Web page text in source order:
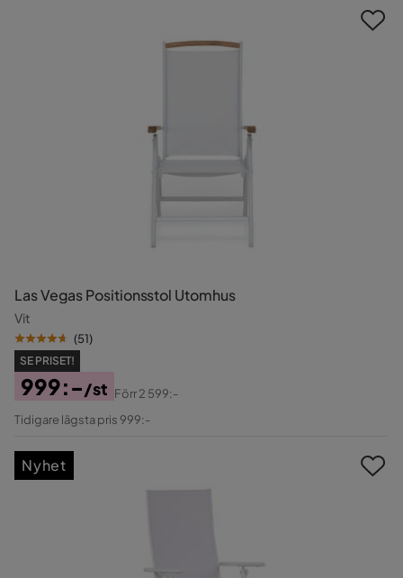
Las Vegas Positionsstol Utomhus
Vit
(51)
SE PRISET!
Pris
999:-/st
Original
Förr2 599:-
Tidigare lägsta pris 999:-
Nyhet